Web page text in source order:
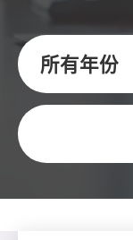
所有年份
關鍵字